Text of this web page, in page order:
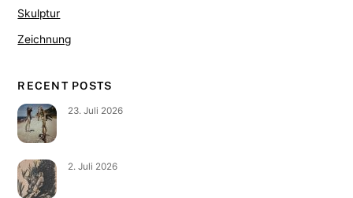
Skulptur
Zeichnung
RECENT POSTS
23. Juli 2026
2. Juli 2026